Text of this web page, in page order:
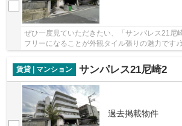
ぜひ一度見ていただきたい、「サンパレス21尼
フリーになることが外観タイル張りの魅力です♪
賃貸 | マンション
サンパレス21尼崎2
過去掲載物件